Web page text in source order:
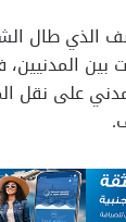
الذي طال
على نقل